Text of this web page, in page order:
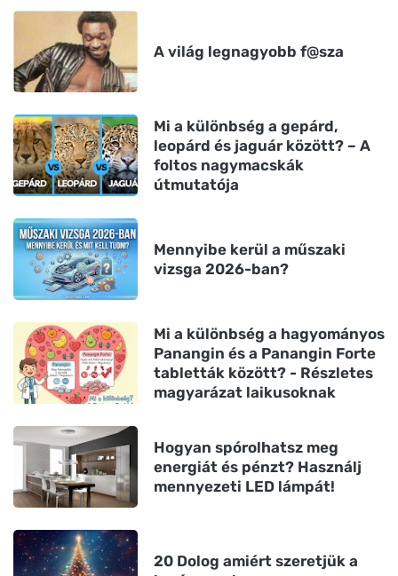
A világ legnagyobb f@sza
Mi a különbség a gepárd,
leopárd és jaguár között? – A
foltos nagymacskák
útmutatója
Mennyibe kerül a műszaki
vizsga 2026-ban?
Mi a különbség a hagyományos
Panangin és a Panangin Forte
tabletták között? - Részletes
magyarázat laikusoknak
Hogyan spórolhatsz meg
energiát és pénzt? Használj
mennyezeti LED lámpát!
20 Dolog amiért szeretjük a